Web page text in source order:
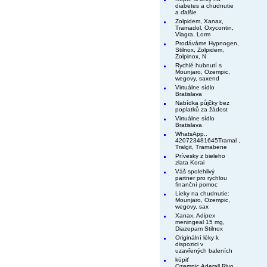
diabetes a chudnutie
a ďalšie
Zolpidem, Xanax,
Tramadol, Oxycontin,
Viagra, Lorm
Prodáváme Hypnogen,
Stilnox, Zolpidem,
Zolpinox, N
Rychlé hubnutí s
Mounjaro, Ozempic,
wegovy, saxend
Virtuálne sídlo
Bratislava
Nabídka půjčky bez
poplatků za žádost
Virtuálne sídlo
Bratislava
WhatsApp..
420723481645Tramal ,
Tralgit, Tramabene
Prívesky z bieleho
zlata Korai
Váš spolehlivý
partner pro rychlou
finanční pomoc
Lieky na chudnutie:
Mounjaro, Ozempic,
wegovy, sax
Xanax, Adipex
meningeal 15 mg,
Diazepam Stilnox
Originální léky k
dispozici v
uzavřených baleních
kúpiť